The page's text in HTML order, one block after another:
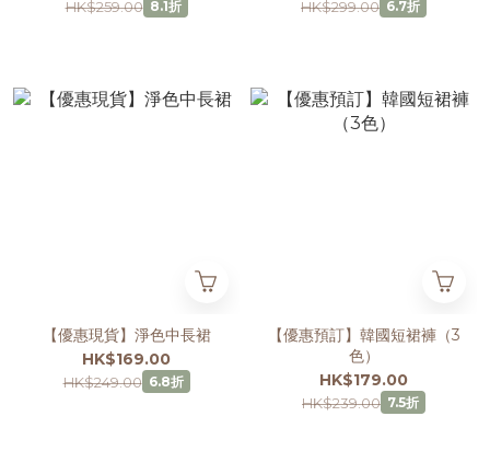
HK$259.00 8.1折 HK$299.00 6.7折
【優惠現貨】淨色中長裙
HK$169.00
HK$249.00 6.8折
【優惠預訂】韓國短裙褲（3
色）
HK$179.00
HK$239.00 7.5折